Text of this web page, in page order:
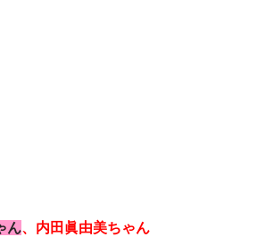
ん、内田眞由美ちゃん